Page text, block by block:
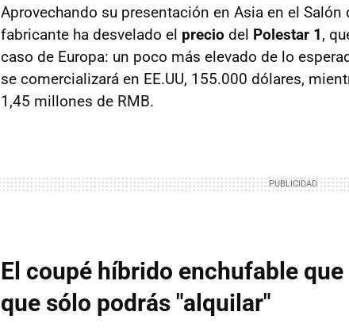
Aprovechando su presentación en Asia en el
fabricante ha desvelado el precio del Polestar 1,
caso de Europa: un poco más elevado de lo
se comercializará en EE.UU, 155.000 dólares,
1,45 millones de RMB.
El coupé híbrido enchufable
que sólo podrás "alquilar"